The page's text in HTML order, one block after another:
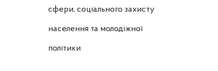
сфери, соціального захисту
населення та молодіжної
політики